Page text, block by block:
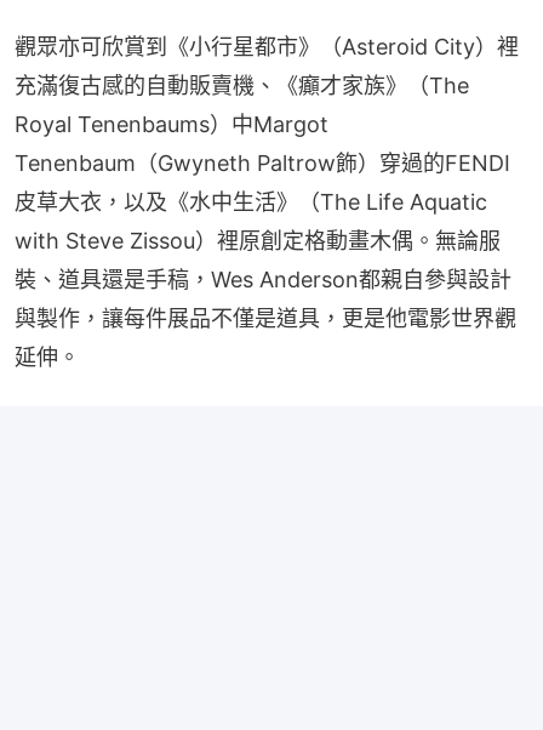
觀眾亦可欣賞到《小行星都市》（Asteroid City）裡
充滿復古感的自動販賣機、《癲才家族》（The
Royal Tenenbaums）中Margot
Tenenbaum（Gwyneth Paltrow飾）穿過的FENDI
皮草大衣，以及《水中生活》（The Life Aquatic
with Steve Zissou）裡原創定格動畫木偶。無論服
裝、道具還是手稿，Wes Anderson都親自參與設計
與製作，讓每件展品不僅是道具，更是他電影世界觀
延伸。